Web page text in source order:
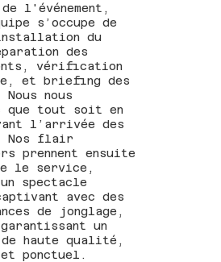
l'événement,
s’occupe de
du
des
vérification
et briefing des
Nous nous
que tout soit en
l’arrivée des
Nos flair
prennent ensuite
le service,
spectacle
avec des
de jonglage,
un
haute qualité,
ponctuel.